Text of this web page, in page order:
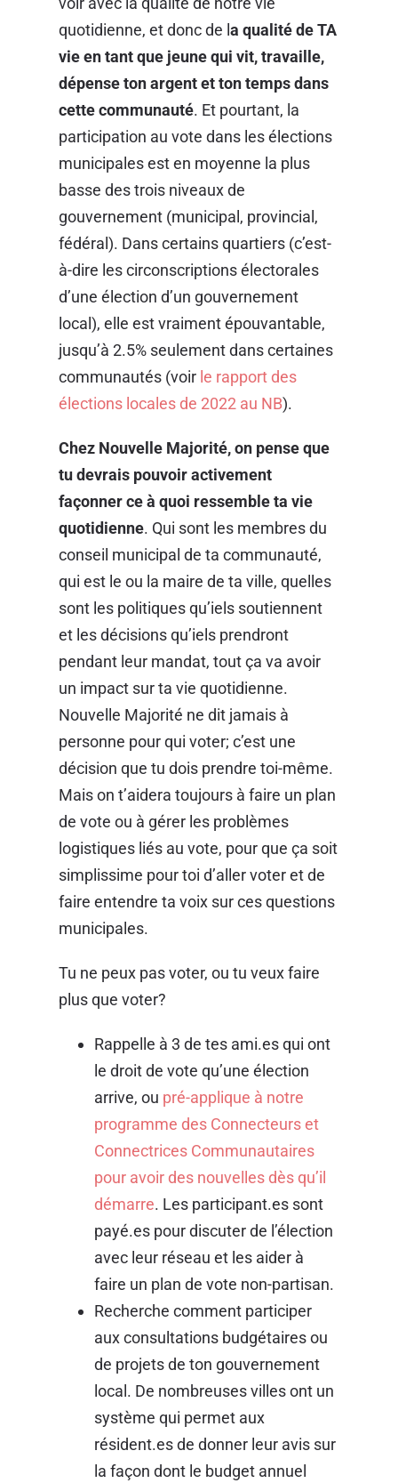
quotidienne, et donc de la qualité de TA
vie en tant que jeune qui vit, travaille,
dépense ton argent et ton temps dans
cette communauté. Et pourtant, la
participation au vote dans les élections
municipales est en moyenne la plus
basse des trois niveaux de
gouvernement (municipal, provincial,
fédéral). Dans certains quartiers (c’est-
à-dire les circonscriptions électorales
d’une élection d’un gouvernement
local), elle est vraiment épouvantable,
jusqu’à 2.5% seulement dans certaines
communautés (voir le rapport des
élections locales de 2022 au NB).
Chez Nouvelle Majorité, on pense que
tu devrais pouvoir activement
façonner ce à quoi ressemble ta vie
quotidienne. Qui sont les membres du
conseil municipal de ta communauté,
qui est le ou la maire de ta ville, quelles
sont les politiques qu’iels soutiennent
et les décisions qu’iels prendront
pendant leur mandat, tout ça va avoir
un impact sur ta vie quotidienne.
Nouvelle Majorité ne dit jamais à
personne pour qui voter; c’est une
décision que tu dois prendre toi-même.
Mais on t’aidera toujours à faire un plan
de vote ou à gérer les problèmes
logistiques liés au vote, pour que ça soit
simplissime pour toi d’aller voter et de
faire entendre ta voix sur ces questions
municipales.
Tu ne peux pas voter, ou tu veux faire
plus que voter?
Rappelle à 3 de tes ami.es qui ont
le droit de vote qu’une élection
arrive, ou pré-applique à notre
programme des Connecteurs et
Connectrices Communautaires
pour avoir des nouvelles dès qu’il
démarre. Les participant.es sont
payé.es pour discuter de l’élection
avec leur réseau et les aider à
faire un plan de vote non-partisan.
Recherche comment participer
aux consultations budgétaires ou
de projets de ton gouvernement
local. De nombreuses villes ont un
système qui permet aux
résident.es de donner leur avis sur
la façon dont le budget annuel